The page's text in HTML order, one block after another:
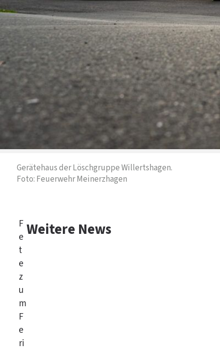
Gerätehaus der Löschgruppe Willertshagen.
Foto: Feuerwehr Meinerzhagen
F
e
t
e
z
u
m
F
e
ri
Weitere News